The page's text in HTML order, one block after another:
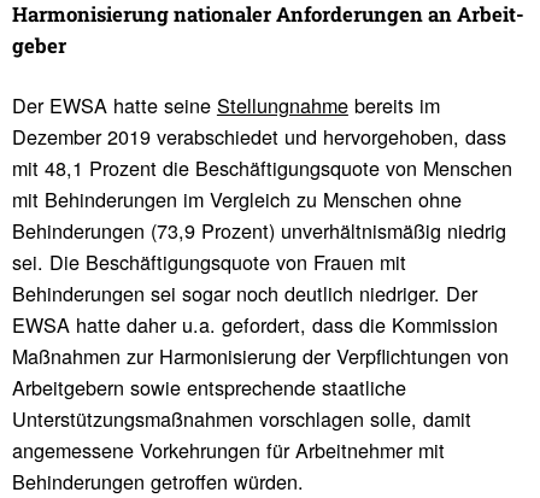
Harmo­ni­sie­rung natio­naler Anfor­de­rungen an Arbeit­
geber
Der EWSA hatte seine Stellungnahmebereits im
Dezember 2019 verabschiedet und hervorgehoben, dass
mit 48,1 Prozent die Beschäftigungsquote von Menschen
mit Behinderungen im Vergleich zu Menschen ohne
Behinderungen (73,9 Prozent) unverhältnismäßig niedrig
sei. Die Beschäftigungsquote von Frauen mit
Behinderungen sei sogar noch deutlich niedriger. Der
EWSA hatte daher u.a. gefordert, dass die Kommission
Maßnahmen zur Harmonisierung der Verpflichtungen von
Arbeitgebern sowie entsprechende staatliche
Unterstützungsmaßnahmen vorschlagen solle, damit
angemessene Vorkehrungen für Arbeitnehmer mit
Behinderungen getroffen würden.